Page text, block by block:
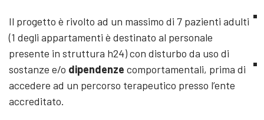
Il progetto è rivolto ad un massimo di 7 pazienti adulti
(1 degli appartamenti è destinato al personale
presente in struttura h24) con disturbo da uso di
sostanze e/o dipendenze comportamentali, prima di
accedere ad un percorso terapeutico presso l’ente
accreditato.